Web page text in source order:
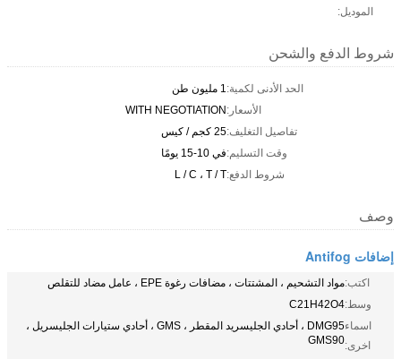
الموديل:
شروط الدفع والشحن
الحد الأدنى لكمية:1 مليون طن
الأسعار:WITH NEGOTIATION
تفاصيل التغليف:25 كجم / كيس
وقت التسليم:في 10-15 يومًا
شروط الدفع:L / C ، T / T
وصف
إضافات Antifog
اكتب:مواد التشحيم ، المشتتات ، مضافات رغوة EPE ، عامل مضاد للتقلص
وسط:C21H42O4
اسماء
اخرى:
DMG95 ، أحادي الجليسريد المقطر ، GMS ، أحادي ستيارات الجليسريل ،
GMS90